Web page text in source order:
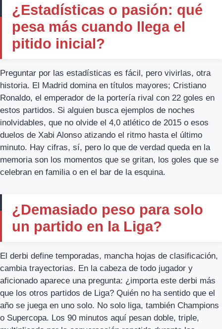
¿Estadísticas o pasión: qué
pesa más cuando llega el
pitido inicial?
Preguntar por las estadísticas es fácil, pero vivirlas, otra
historia. El Madrid domina en títulos mayores; Cristiano
Ronaldo, el emperador de la portería rival con 22 goles en
estos partidos. Si alguien busca ejemplos de noches
inolvidables, que no olvide el 4,0 atlético de 2015 o esos
duelos de Xabi Alonso atizando el ritmo hasta el último
minuto. Hay cifras, sí, pero lo que de verdad queda en la
memoria son los momentos que se gritan, los goles que se
celebran en familia o en el bar de la esquina.
¿Demasiado peso para solo
un partido en la Liga?
El derbi define temporadas, mancha hojas de clasificación,
cambia trayectorias. En la cabeza de todo jugador y
aficionado aparece una pregunta: ¿importa este derbi más
que los otros partidos de Liga? Quién no ha sentido que el
año se juega en uno solo. No solo liga, también Champions
o Supercopa. Los 90 minutos aquí pesan doble, triple,